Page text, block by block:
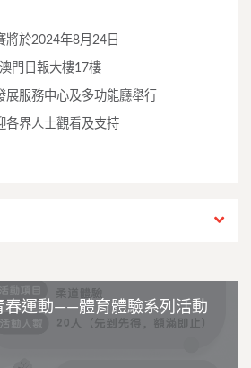
將於2024年8月24日
澳門日報大樓17樓
展服務中心及多功能廳舉行
各界人士觀看及支持
春運動——體育體驗系列活動